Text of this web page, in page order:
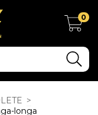
0
>
longa